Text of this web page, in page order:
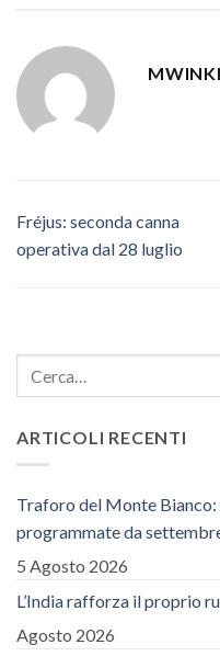
Fréjus: seconda canna
operativa dal 28 luglio
ARTICOLI RECENTI
Traforo del Monte Bianco:
programmate da
5 Agosto 2026
L’India rafforza il proprio
Agosto 2026